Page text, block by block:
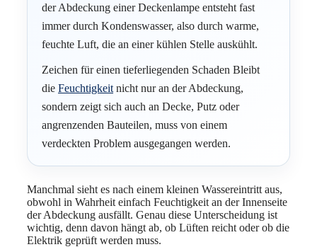
der Abdeckung einer Deckenlampe entsteht fast
immer durch Kondenswasser, also durch warme,
feuchte Luft, die an einer kühlen Stelle auskühlt.
Zeichen für einen tieferliegenden Schaden Bleibt
die Feuchtigkeit nicht nur an der Abdeckung,
sondern zeigt sich auch an Decke, Putz oder
angrenzenden Bauteilen, muss von einem
verdeckten Problem ausgegangen werden.
Manchmal sieht es nach einem kleinen Wassereintritt aus,
obwohl in Wahrheit einfach Feuchtigkeit an der Innenseite
der Abdeckung ausfällt. Genau diese Unterscheidung ist
wichtig, denn davon hängt ab, ob Lüften reicht oder ob die
Elektrik geprüft werden muss.